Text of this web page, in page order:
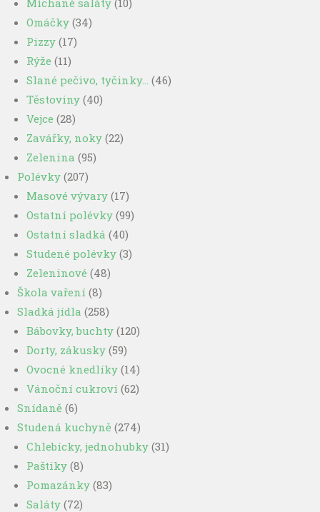
Omáčky (34)
Pizzy (17)
Rýže (11)
Slané pečivo, tyčinky… (46)
Těstoviny (40)
Vejce (28)
Zavářky, noky (22)
Zelenina (95)
Polévky (207)
Masové vývary (17)
Ostatní polévky (99)
Ostatní sladká (40)
Studené polévky (3)
Zeleninové (48)
Škola vaření (8)
Sladká jídla (258)
Bábovky, buchty (120)
Dorty, zákusky (59)
Ovocné knedlíky (14)
Vánoční cukroví (62)
Snídaně (6)
Studená kuchyně (274)
Chlebícky, jednohubky (31)
Paštiky (8)
Pomazánky (83)
Saláty (72)